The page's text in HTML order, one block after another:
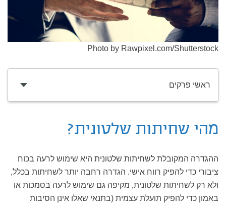
Photo by Rawpixel.com/Shutterstock
ראשי פרקים
מהי שחיתות שלטונית?
ההגדרה המקובלת לשחיתות שלטונית היא שימוש לרעה בכוח
ציבורי כדי להפיק רווח אישי. הגדרה רחבה יותר לשחיתות בכלל,
ולא רק לשחיתות שלטונית, מקיפה גם שימוש לרעה בסמכות או
באמון כדי להפיק תועלת עצמית (בתנאי שאלו אינן הסיבות